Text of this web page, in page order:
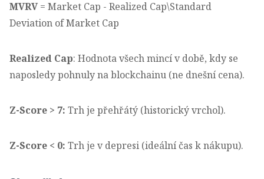
MVRV= Market Cap - Realized Cap\Standard
Deviation of Market Cap
Realized Cap: Hodnota všech mincí v době, kdy se
naposledy pohnuly na blockchainu (ne dnešní cena).
Z-Score > 7: Trh je přehřátý (historický vrchol).
Z-Score < 0: Trh je v depresi (ideální čas k nákupu).